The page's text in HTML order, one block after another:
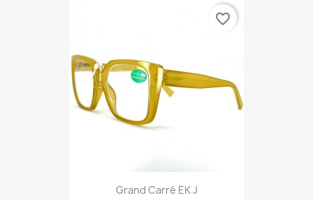
Grand Carré EK J
favorite_border